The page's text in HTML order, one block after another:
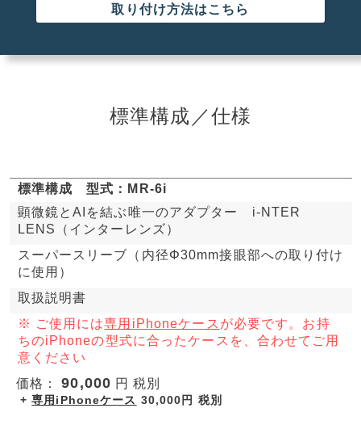
取り付け方法はこちら
標準構成／仕様
標準構成 型式：MR-6i
顕微鏡とAIを結ぶ唯一のアダプター i-NTER
LENS（インターレンズ）
スーパースリーブ（内径Φ30mm接眼部への取り付け
に使用）
取扱説明書
※ ご使用には専用iPhoneケース が必要です。お持
ちのiPhoneの型式に合ったケースを、合わせてご用
意ください
価格：
90,000 円 税別
+専用iPhoneケース 30,000円 税別